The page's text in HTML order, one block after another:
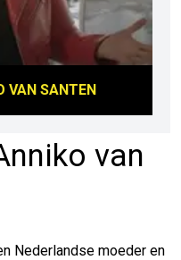
van
Nederlandse moeder en
VAN SANTEN